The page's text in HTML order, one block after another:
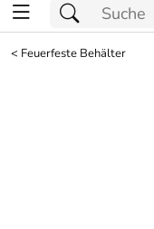
< Feuerfeste Behälter